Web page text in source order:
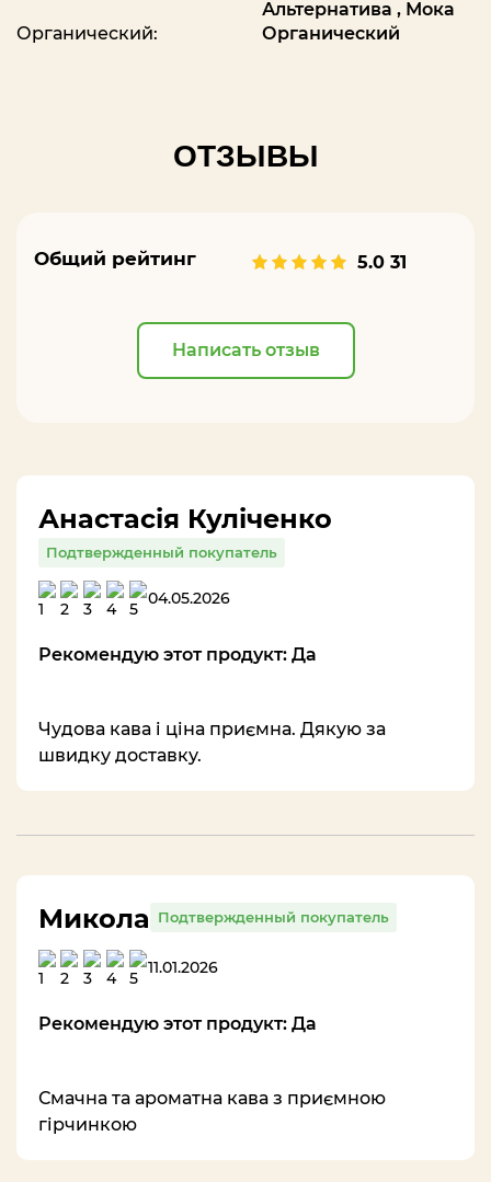
Альтернатива , Мока
Органический:
Органический
ОТЗЫВЫ
Общий рейтинг 5.0 31
Написать отзыв
Анастасія Куліченко
Подтвержденный покупатель
04.05.2026
Рекомендую этот продукт: Да
Чудова кава і ціна приємна. Дякую за
швидку доставку.
Микола Подтвержденный покупатель
11.01.2026
Рекомендую этот продукт: Да
Смачна та ароматна кава з приємною
гірчинкою